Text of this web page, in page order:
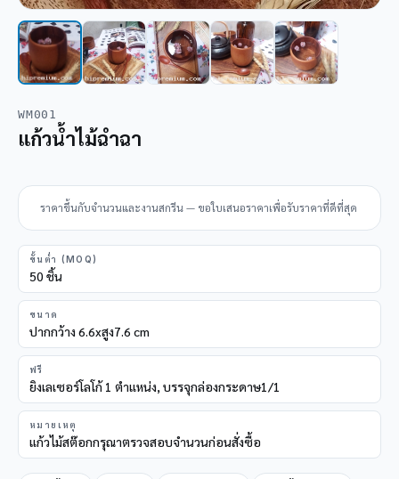
WM001
แก้วน้ำไม้ฉำฉา
ราคาขึ้นกับจำนวนและงานสกรีน — ขอใบเสนอราคาเพื่อรับราคาที่ดีที่สุด
ขั้นต่ำ (MOQ)
50 ชิ้น
ขนาด
ปากกว้าง 6.6xสูง7.6 cm
ฟรี
ยิงเลเซอร์โลโก้ 1 ตำแหน่ง, บรรจุกล่องกระดาษ1/1
หมายเหตุ
แก้วไม้สต๊อกกรุณาตรวจสอบจำนวนก่อนสั่งซื้อ